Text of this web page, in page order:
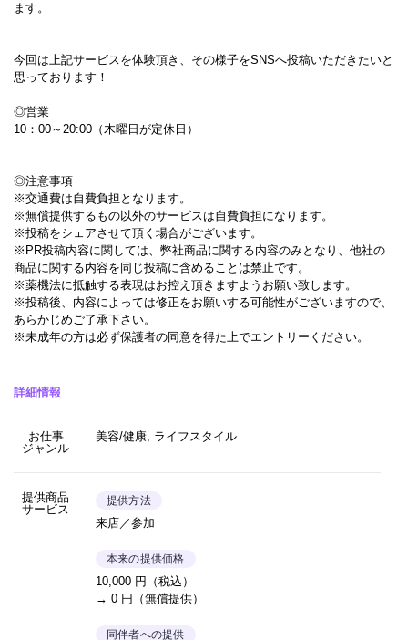
ます。
今回は上記サービスを体験頂き、その様子をSNSへ投稿いただきたいと
思っております！
◎営業
10：00～20:00（木曜日が定休日）
◎注意事項
※交通費は自費負担となります。
※無償提供するもの以外のサービスは自費負担になります。
※投稿をシェアさせて頂く場合がございます。
※PR投稿内容に関しては、弊社商品に関する内容のみとなり、他社の
商品に関する内容を同じ投稿に含めることは禁止です。
※薬機法に抵触する表現はお控え頂きますようお願い致します。
※投稿後、内容によっては修正をお願いする可能性がございますので、
あらかじめご了承下さい。
※未成年の方は必ず保護者の同意を得た上でエントリーください。
詳細情報
お仕事
ジャンル
美容/健康, ライフスタイル
提供商品
サービス
提供方法
来店／参加
本来の提供価格
10,000 円（税込）
→ 0 円（無償提供）
同伴者への提供